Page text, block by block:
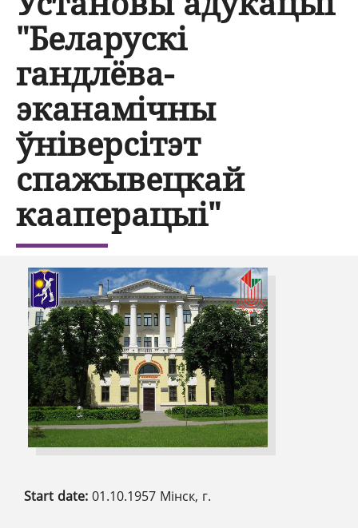
"Беларускі
гандлёва-
эканамічны
ўніверсітэт
спажывецкай
кааперацыі"
Start date: 01.10.1957 Мінск, г.